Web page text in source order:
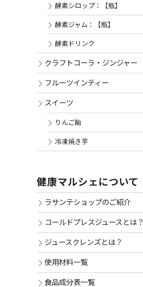
酵素シロップ：【瓶】
酵素ジャム：【瓶】
酵素ドリンク
クラフトコーラ・ジンジャー
フルーツインティー
スイーツ
りんご飴
冷凍焼き芋
健康マルシェについて
ラサンテショップのご紹介
コールドプレスジュースとは？
ジュースクレンズとは？
使用材料一覧
食品成分表一覧